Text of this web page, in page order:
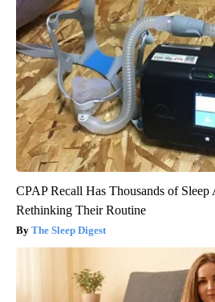
CPAP Recall Has Thousands of Sleep
Rethinking Their Routine
The Sleep Digest